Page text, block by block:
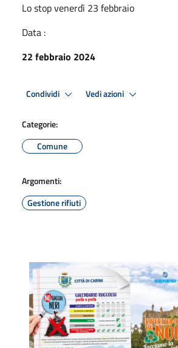
Lo stop venerdì 23 febbraio
Data :
22 febbraio 2024
Condividi Vedi azioni
Categorie:
Comune
Argomenti:
Gestione rifiuti